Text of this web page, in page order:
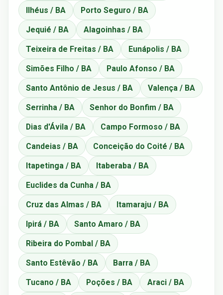
Ilhéus / BA Porto Seguro / BA
Jequié / BA Alagoinhas / BA
Teixeira de Freitas / BA Eunápolis / BA
Simões Filho / BA Paulo Afonso / BA
Santo Antônio de Jesus / BA Valença / BA
Serrinha / BA Senhor do Bonfim / BA
Dias d'Ávila / BA Campo Formoso / BA
Candeias / BA Conceição do Coité / BA
Itapetinga / BA Itaberaba / BA
Euclides da Cunha / BA
Cruz das Almas / BA Itamaraju / BA
Ipirá / BA Santo Amaro / BA
Ribeira do Pombal / BA
Santo Estêvão / BA Barra / BA
Tucano / BA Poções / BA Araci / BA